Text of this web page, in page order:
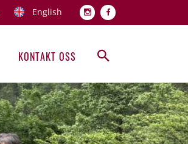
Topp
English
Hovedmeny
KONTAKT OSS